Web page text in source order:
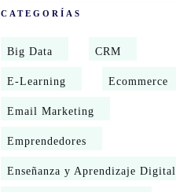
CATEGORÍAS
Big Data CRM
E-Learning Ecommerce
Email Marketing
Emprendedores
Enseñanza y Aprendizaje Digital